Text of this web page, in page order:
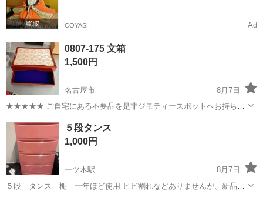
COYASH Ad
0807-175 文箱
1,500円
名古屋市
8月7日
★★★★★ ご自宅にある不要品を是非ジモティースポットへお持ち込
みしませんか？ 家電、趣味・スポーツ・レジャー用品、こども用品、
衣料服飾品、生活雑貨、家具、本、CD・DVDなどが無料でまとめて持
ち込めます！ ※詳細はこ...
愛知 名古屋市 収納家具
５段タンス
1,000円
一ツ木駅
8月7日
５段 タンス 棚 一年ほど使用 ヒビ割れなどありませんが、新品で
はない中古品だと ご理解いただける方のみよろしくお願いいたしま